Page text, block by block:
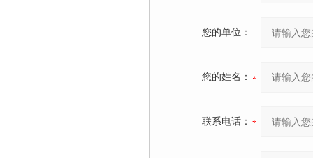
您的单位：
您的姓名：
联系电话：